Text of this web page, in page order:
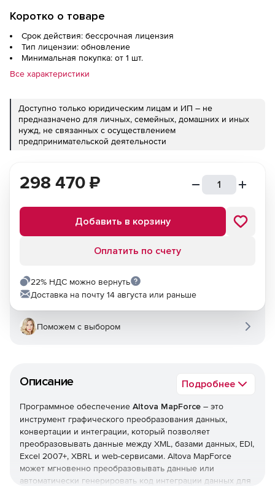
Коротко о товаре
Срок действия: бессрочная лицензия
Тип лицензии: обновление
Минимальная покупка: от 1 шт.
Все характеристики
Доступно только юридическим лицам и ИП – не
предназначено для личных, семейных, домашних и иных
нужд, не связанных с осуществлением
предпринимательской деятельности
Описание Подробнее
Программное обеспечение Altova MapForce – это
инструмент графического преобразования данных,
конвертации и интеграции, который позволяет
преобразовывать данные между XML, базами данных, EDI,
Excel 2007+, XBRL и web-сервисами. Altova MapForce
может мгновенно преобразовывать данные или
автоматически генерировать код интеграции данных для
298 470 ₽
Добавить в корзину
Оплатить по счету
22% НДС можно вернуть
Доставка на почту 14 августа или раньше
Поможем с выбором